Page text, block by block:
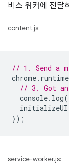
비스 워커에 전달
content.js:
// 1. Send a
chrome. runtime
// 3. Got an
console. log(
initializeUI
});
service-worker.js: